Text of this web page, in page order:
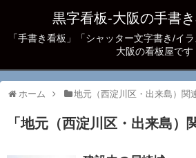
黒字看板‐大阪の手書
「手書き看板」「シャッター文字書き/イ
大阪の看板屋です
ホーム 地元（西淀川区・出来島）関
「地元（西淀川区・出来島）